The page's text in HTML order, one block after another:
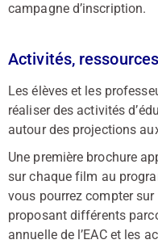
campagne d’inscription.
Activités,
Les élèves et les
réaliser des activités
autour des projections
Une première brochure
sur chaque film au
vous pourrez compter
proposant différents
annuelle de l’EAC et les